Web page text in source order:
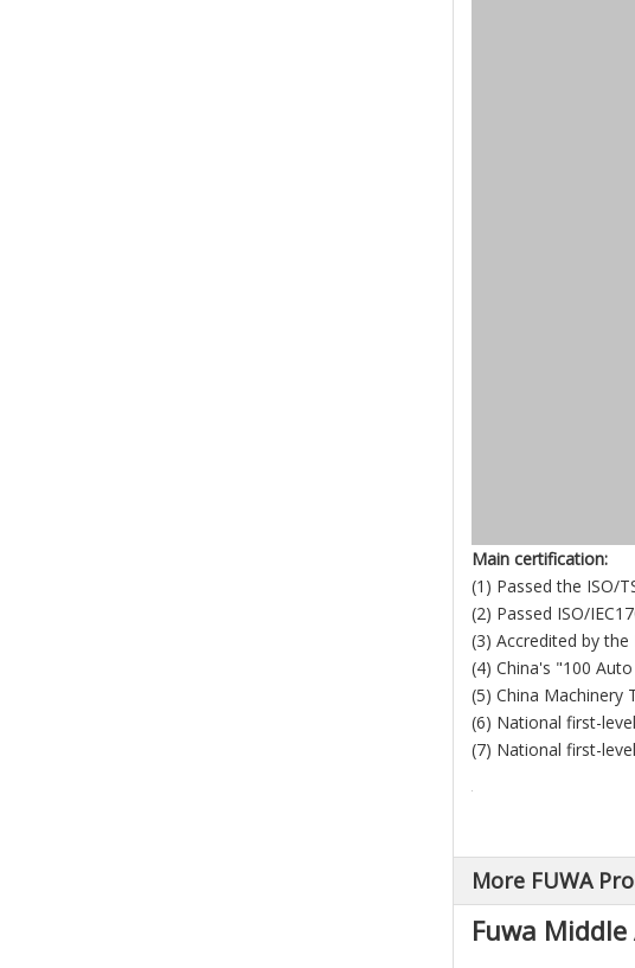
Main certification:
(1) Passed the ISO/
(2) Passed ISO/
(3) Accredited by
(4) China's "100
(5) China Machinery
(6) National first-
(7) National first-
More FUWA
Fuwa Middle